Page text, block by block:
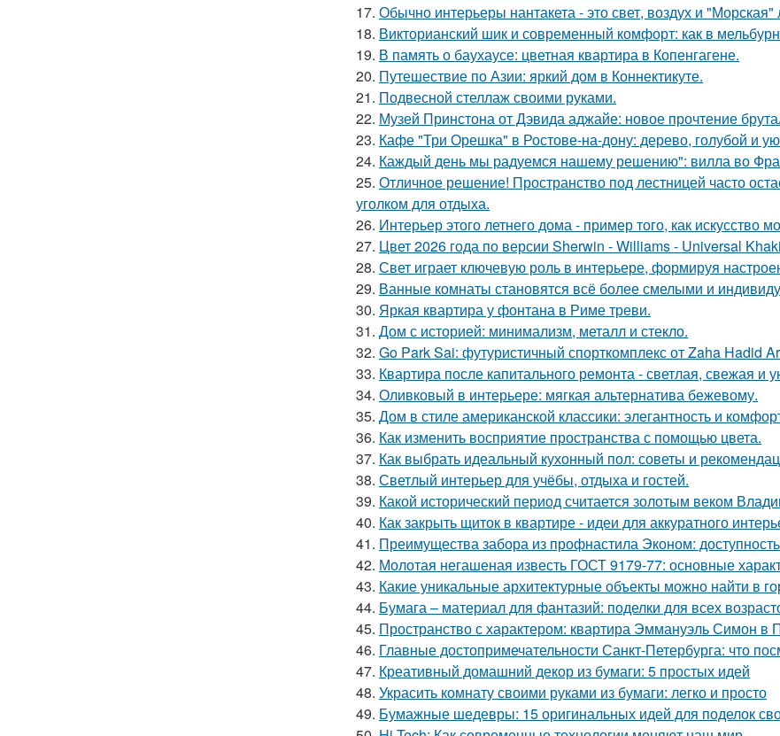
17. Обычно интерьеры нантакета - это свет, воздух и "Морская"
18. Викторианский шик и современный комфорт: как в
19. В память о баухаусе: цветная квартира в Копенгагене.
20. Путешествие по Азии: яркий дом в Коннектикуте.
21. Подвесной стеллаж своими руками.
22. Музей Принстона от Дэвида аджайе: новое прочтение
23. Кафе "Три Орешка" в Ростове-на-дону: дерево, голубой и
24. Каждый день мы радуемся нашему решению": вилла во
25. Отличное решение! Пространство под лестницей часто
уголком для отдыха.
26. Интерьер этого летнего дома - пример того, как искусство
27. Цвет 2026 года по версии Sherwin - Williams - Universal
28. Свет играет ключевую роль в интерьере, формируя
29. Ванные комнаты становятся всё более смелыми и
30. Яркая квартира у фонтана в Риме треви.
31. Дом с историей: минимализм, металл и стекло.
32. Go Park Sai: футуристичный спорткомплекс от Zaha Hadid
33. Квартира после капитального ремонта - светлая, свежая и
34. Оливковый в интерьере: мягкая альтернатива бежевому.
35. Дом в стиле американской классики: элегантность и
36. Как изменить восприятие пространства с помощью цвета.
37. Как выбрать идеальный кухонный пол: советы и
38. Светлый интерьер для учёбы, отдыха и гостей.
39. Какой исторический период считается золотым веком
40. Как закрыть щиток в квартире - идеи для аккуратного
41. Преимущества забора из профнастила Эконом:
42. Молотая негашеная известь ГОСТ 9179-77: основные
43. Какие уникальные архитектурные объекты можно найти в
44. Бумага – материал для фантазий: поделки для всех
45. Пространство с характером: квартира Эммануэль Симон в
46. Главные достопримечательности Санкт-Петербурга: что
47. Креативный домашний декор из бумаги: 5 простых идей
48. Украсить комнату своими руками из бумаги: легко и просто
49. Бумажные шедевры: 15 оригинальных идей для поделок